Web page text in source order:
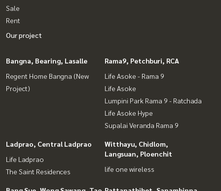
Sale
Rent
Our project
Bangna, Bearing, Lasalle
Regent Home Bangna (New
Project)
Rama9, Petchburi, RCA
Life Asoke - Rama 9
Life Asoke
Lumpini Park Rama 9 - Ratchada
Life Asoke Hype
Supalai Veranda Rama 9
Ladprao, Central Ladprao
Life Ladprao
The Saint Residences
Witthayu, Chidlom,
Langsuan, Ploenchit
life one wireless